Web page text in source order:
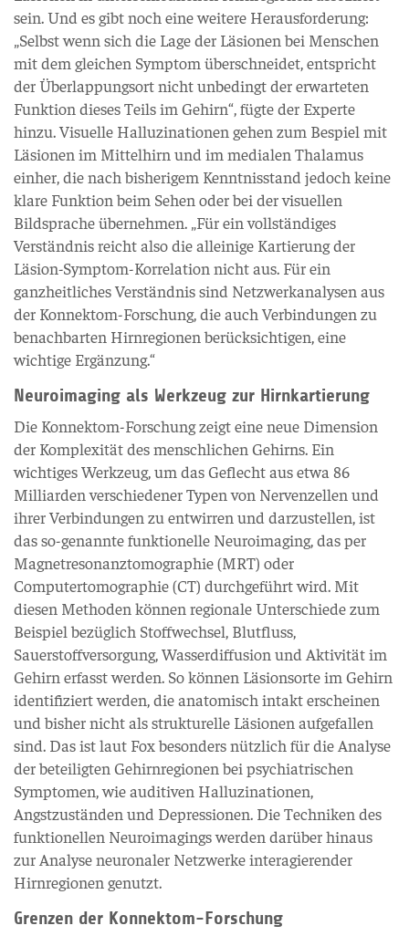
sein. Und es gibt noch eine weitere Herausforderung:
„Selbst wenn sich die Lage der Läsionen bei Menschen
mit dem gleichen Symptom überschneidet, entspricht
der Überlappungsort nicht unbedingt der erwarteten
Funktion dieses Teils im Gehirn“, fügte der Experte
hinzu. Visuelle Halluzinationen gehen zum Bespiel mit
Läsionen im Mittelhirn und im medialen Thalamus
einher, die nach bisherigem Kenntnisstand jedoch keine
klare Funktion beim Sehen oder bei der visuellen
Bildsprache übernehmen. „Für ein vollständiges
Verständnis reicht also die alleinige Kartierung der
Läsion-Symptom-Korrelation nicht aus. Für ein
ganzheitliches Verständnis sind Netzwerkanalysen aus
der Konnektom-Forschung, die auch Verbindungen zu
benachbarten Hirnregionen berücksichtigen, eine
wichtige Ergänzung.“
Neuroimaging als Werkzeug zur Hirnkartierung
Die Konnektom-Forschung zeigt eine neue Dimension
der Komplexität des menschlichen Gehirns. Ein
wichtiges Werkzeug, um das Geflecht aus etwa 86
Milliarden verschiedener Typen von Nervenzellen und
ihrer Verbindungen zu entwirren und darzustellen, ist
das so-genannte funktionelle Neuroimaging, das per
Magnetresonanztomographie (MRT) oder
Computertomographie (CT) durchgeführt wird. Mit
diesen Methoden können regionale Unterschiede zum
Beispiel bezüglich Stoffwechsel, Blutfluss,
Sauerstoffversorgung, Wasserdiffusion und Aktivität im
Gehirn erfasst werden. So können Läsionsorte im Gehirn
identifiziert werden, die anatomisch intakt erscheinen
und bisher nicht als strukturelle Läsionen aufgefallen
sind. Das ist laut Fox besonders nützlich für die Analyse
der beteiligten Gehirnregionen bei psychiatrischen
Symptomen, wie auditiven Halluzinationen,
Angstzuständen und Depressionen. Die Techniken des
funktionellen Neuroimagings werden darüber hinaus
zur Analyse neuronaler Netzwerke interagierender
Hirnregionen genutzt.
Grenzen der Konnektom-Forschung